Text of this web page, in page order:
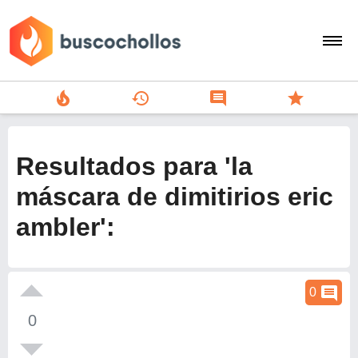
search
add
Menu
local_fire_department history comment star
Resultados para 'la
máscara de dimitirios eric
ambler':
0
0 comment